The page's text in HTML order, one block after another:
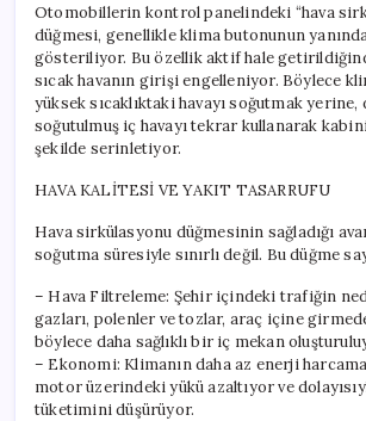
Otomobillerin kontrol panelindeki “hava
düğmesi, genellikle klima butonunun
gösteriliyor. Bu özellik aktif hale
sıcak havanın girişi engelleniyor. Böylece
yüksek sıcaklıktaki havayı soğutmak yerine,
soğutulmuş iç havayı tekrar kullanarak
şekilde serinletiyor.
HAVA KALİTESİ VE YAKIT TASARRUFU
Hava sirkülasyonu düğmesinin sağladığı
soğutma süresiyle sınırlı değil. Bu düğme
– Hava Filtreleme: Şehir içindeki trafiğin
gazları, polenler ve tozlar, araç içine
böylece daha sağlıklı bir iç mekan
– Ekonomi: Klimanın daha az enerji
motor üzerindeki yükü azaltıyor ve
tüketimini düşürüyor.